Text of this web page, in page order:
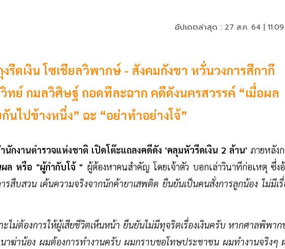
อัปเดตล่าสุด : 27 ส.ค. 64 |
รีดเงิน โซเชียลวิพากษ์ - สังคมกังขา หวั่นวงการสีกากี
ย์ กมลวิศิษฐ์ ถอดทีละฉาก คดีดังนครสวรรค์ “เมื่อผล
นไปข้างหนึ่ง” ฉะ “อย่าทำอย่างโจ้”
นักงานตำรวจแห่งชาติ เปิดโต๊ะแถลงคดีดัง 'คลุมหัวรีดเงิน 2 ล้าน'ภายหลัง
ล หรือ "ผู้กำกับโจ้ " ผู้ต้องหาคนสำคัญ โดยเจ้าตัว บอกเล่าวินาทีก่อเหตุ ซึ่ง
รสืบสวน เค้นความจริงจากนักค้ายาเสพติด ยืนยันเป็นคนสั่งการลูกน้อง ไม่มีเรื่
ะไม่ต้องการให้ผู้เสียชีวิตเห็นหน้า ยืนยันไม่มีทุจริตเรื่องเงินครับ หากศาลพิพาก
าฆ่าน้อง ผมต้องการทำงานครับ ผมกราบขอโทษประชาชน ผมทำงานจริงๆ